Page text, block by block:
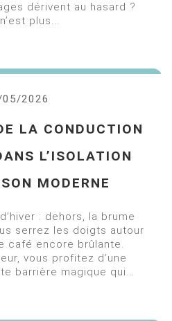
dérivent au hasard ?
plus...
2026
LA CONDUCTION
L’ISOLATION
MODERNE
: dehors, la brume
serrez les doigts autour
café encore brûlante.
vous profitez d’une
barrière magique qui...